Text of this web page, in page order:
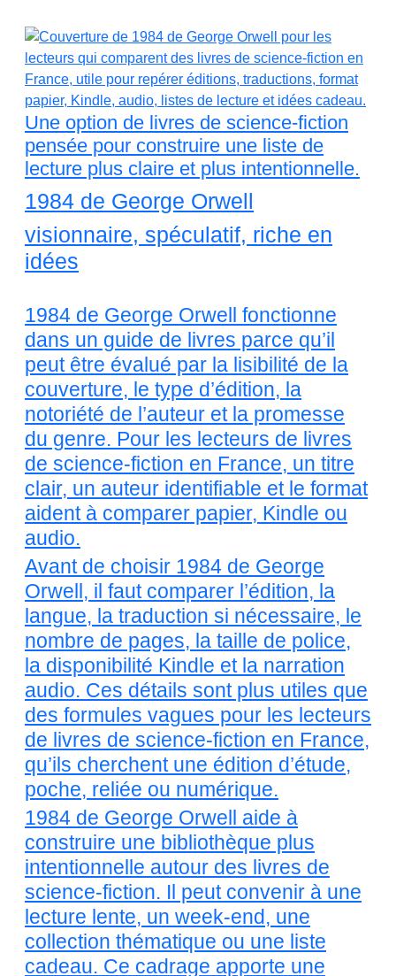
Une option de livres de science-fiction
pensée pour construire une liste de
lecture plus claire et plus intentionnelle.
1984 de George Orwell
visionnaire, spéculatif, riche en
idées
1984 de George Orwell fonctionne
dans un guide de livres parce qu’il
peut être évalué par la lisibilité de la
couverture, le type d’édition, la
notoriété de l’auteur et la promesse
du genre. Pour les lecteurs de livres
de science-fiction en France, un titre
clair, un auteur identifiable et le format
aident à comparer papier, Kindle ou
audio.
Avant de choisir 1984 de George
Orwell, il faut comparer l’édition, la
langue, la traduction si nécessaire, le
nombre de pages, la taille de police,
la disponibilité Kindle et la narration
audio. Ces détails sont plus utiles que
des formules vagues pour les lecteurs
de livres de science-fiction en France,
qu’ils cherchent une édition d’étude,
poche, reliée ou numérique.
1984 de George Orwell aide à
construire une bibliothèque plus
intentionnelle autour des livres de
science-fiction. Il peut convenir à une
lecture lente, un week-end, une
collection thématique ou une liste
cadeau. Ce cadrage apporte une